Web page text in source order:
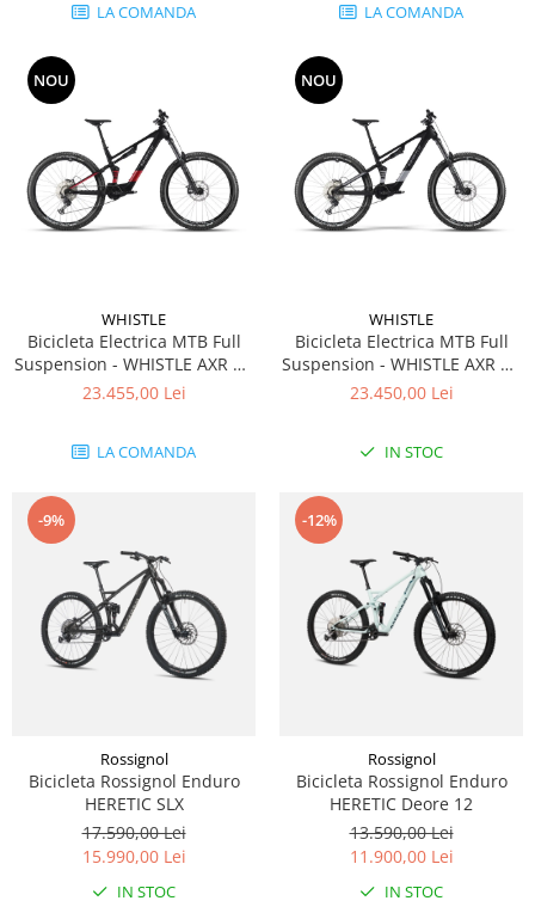
LA COMANDA LA COMANDA
NOU
WHISTLE
Bicicleta Electrica MTB Full
Suspension - WHISTLE AXR CA
5.6 Avinox M2S XT 800Wh -
23.455,00 Lei
LA COMANDA
NOU
WHISTLE
Bicicleta Electrica MTB Full
Suspension - WHISTLE AXR CA
5.6 Avinox M2S XT 800Wh -
23.450,00 Lei
IN STOC
-9%
Rossignol
Bicicleta Rossignol Enduro
HERETIC SLX
17.590,00 Lei
15.990,00 Lei
IN STOC
-12%
Rossignol
Bicicleta Rossignol Enduro
HERETIC Deore 12
13.590,00 Lei
11.900,00 Lei
IN STOC